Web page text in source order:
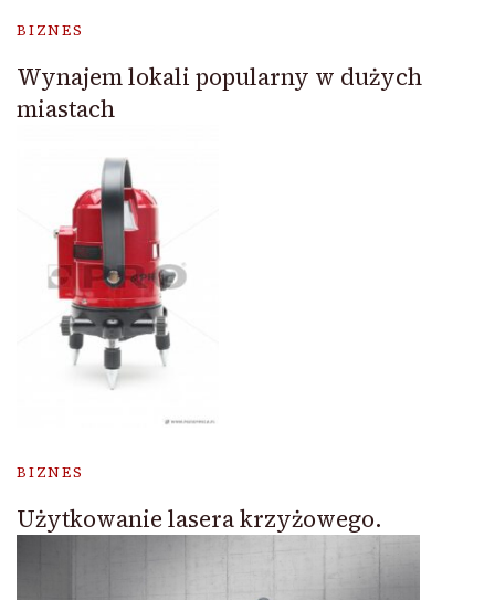
BIZNES
Wynajem lokali popularny w dużych
miastach
BIZNES
Użytkowanie lasera krzyżowego.